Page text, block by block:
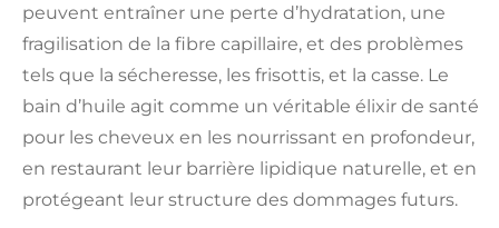
peuvent entraîner une perte d’hydratation, une
fragilisation de la fibre capillaire, et des problèmes
tels que la sécheresse, les frisottis, et la casse. Le
bain d’huile agit comme un véritable élixir de santé
pour les cheveux en les nourrissant en profondeur,
en restaurant leur barrière lipidique naturelle, et en
protégeant leur structure des dommages futurs.